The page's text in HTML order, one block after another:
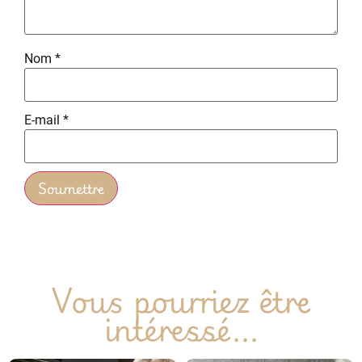
Nom *
E-mail *
Vous pourriez être
intéressé...